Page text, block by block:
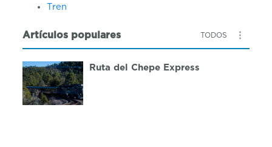
Tren
Artículos populares TODOS
Ruta del Chepe Express